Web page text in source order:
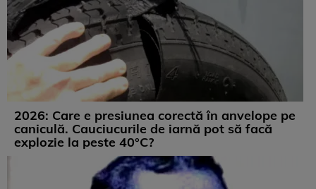
2026: Care e presiunea corectă în anvelope pe
caniculă. Cauciucurile de iarnă pot să facă
explozie la peste 40°C?